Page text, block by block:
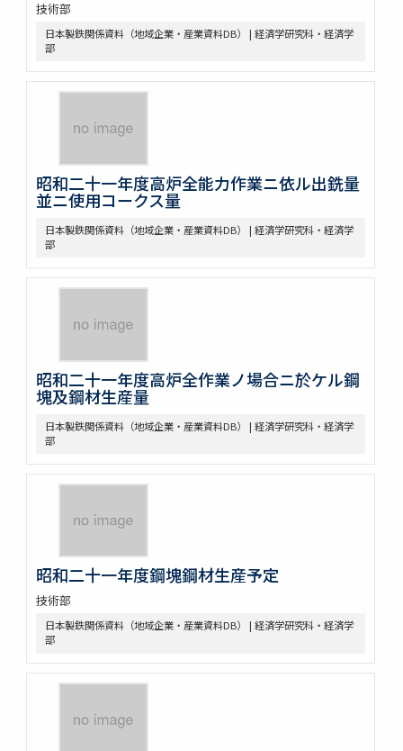
技術部
日本製鉄関係資料（地域企業・産業資料DB） | 経済学研究科・経済学
部
昭和二十一年度高炉全能力作業ニ依ル出銑量
並ニ使用コークス量
日本製鉄関係資料（地域企業・産業資料DB） | 経済学研究科・経済学
部
昭和二十一年度高炉全作業ノ場合ニ於ケル鋼
塊及鋼材生産量
日本製鉄関係資料（地域企業・産業資料DB） | 経済学研究科・経済学
部
昭和二十一年度鋼塊鋼材生産予定
技術部
日本製鉄関係資料（地域企業・産業資料DB） | 経済学研究科・経済学
部